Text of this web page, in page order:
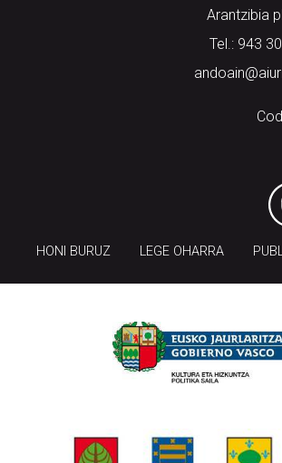
Arantzibia
Tel.: 943
HONI BURUZ LEGE OHARRA